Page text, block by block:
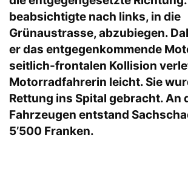
beabsichtigte nach links, in die
Grünaustrasse, abzubiegen.
er das entgegenkommende
seitlich-frontalen Kollision
Motorradfahrerin leicht. Sie
Rettung ins Spital gebracht. An
Fahrzeugen entstand
5’500 Franken.